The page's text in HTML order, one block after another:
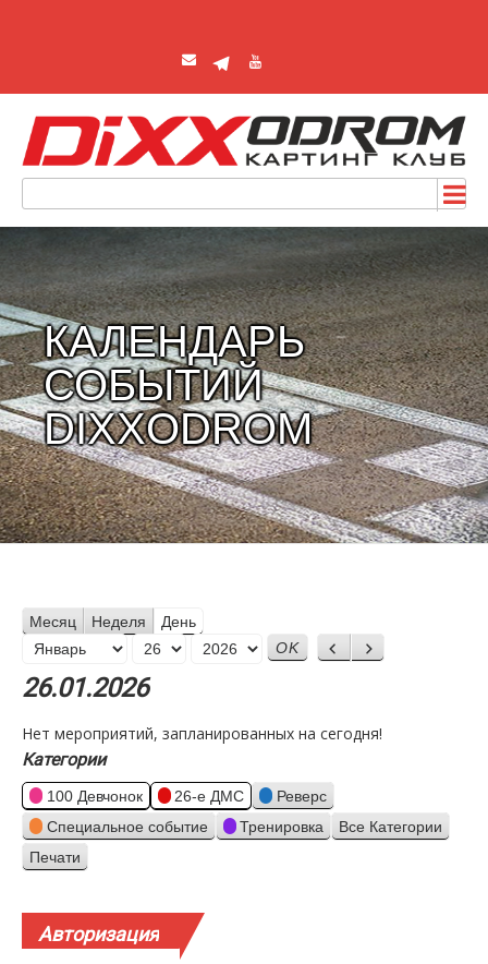
КАЛЕНДАРЬ
СОБЫТИЙ
DIXXODROM
Месяц Неделя День
Месяц
День
Год
Назад
Вперед
26.01.2026
Нет мероприятий, запланированных на сегодня!
Категории
100 Девчонок 26-е ДМС
Реверс
Специальное событие
Тренировка Все Категории
Просмотр
Печати
Авторизация